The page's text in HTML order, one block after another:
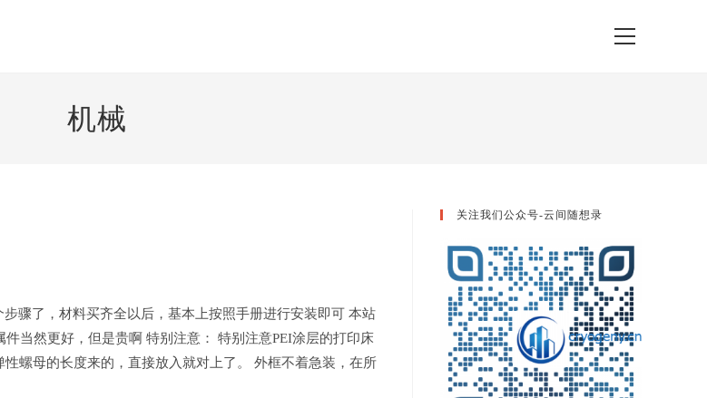
View
机械
骤了，材料买齐全以后，基本上按照手册进行安装即可 本站
当然更好，但是贵啊 特别注意： 特别注意PEI涂层的打印床
螺母的长度来的，直接放入就对上了。 外框不着急装，在所
关注我们公众号-云间随想录